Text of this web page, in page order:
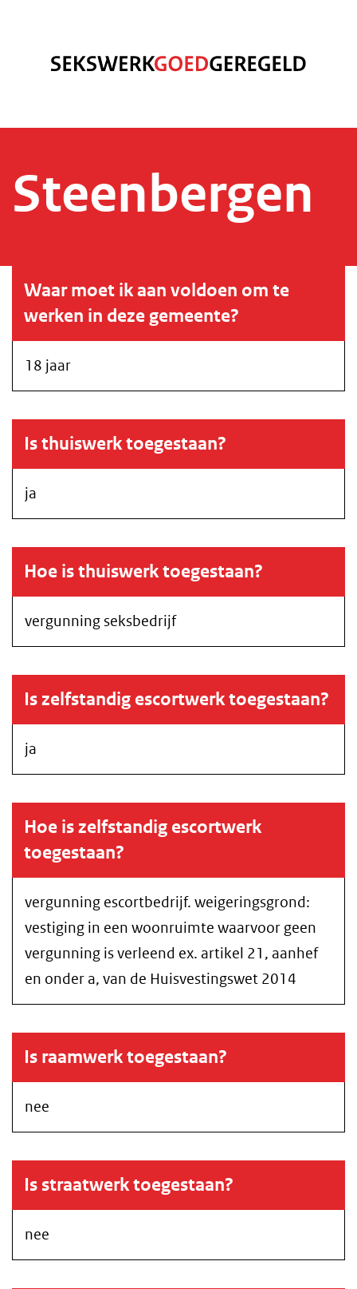
Steenbergen
Waar moet ik aan voldoen om te
werken in deze gemeente?
18 jaar
Is thuiswerk toegestaan?
ja
Hoe is thuiswerk toegestaan?
vergunning seksbedrijf
Is zelfstandig escortwerk toegestaan?
ja
Hoe is zelfstandig escortwerk
toegestaan?
vergunning escortbedrijf. weigeringsgrond:
vestiging in een woonruimte waarvoor geen
vergunning is verleend ex. artikel 21, aanhef
en onder a, van de Huisvestingswet 2014
Is raamwerk toegestaan?
nee
Is straatwerk toegestaan?
nee